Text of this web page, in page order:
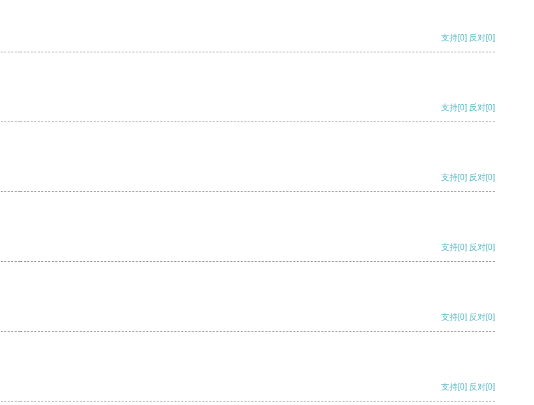
支持[0] 反对[0]
支持[0] 反对[0]
支持[0] 反对[0]
支持[0] 反对[0]
支持[0] 反对[0]
支持[0] 反对[0]